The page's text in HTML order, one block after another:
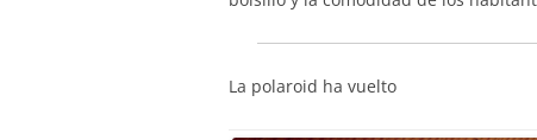
La polaroid ha vuelto